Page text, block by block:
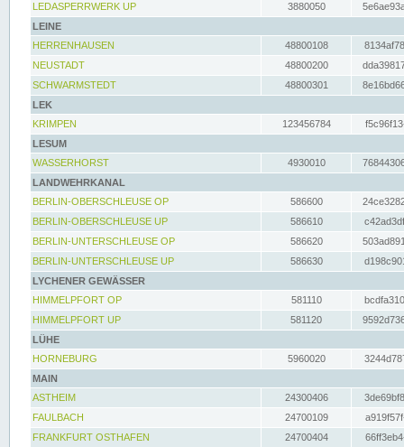
LEDASPERRWERK UP
3880050
LEINE
HERRENHAUSEN
48800108
NEUSTADT
48800200
SCHWARMSTEDT
48800301
LEK
KRIMPEN
123456784
LESUM
WASSERHORST
4930010
LANDWEHRKANAL
BERLIN-OBERSCHLEUSE OP
586600
BERLIN-OBERSCHLEUSE UP
586610
BERLIN-UNTERSCHLEUSE OP
586620
BERLIN-UNTERSCHLEUSE UP
586630
LYCHENER GEWÄSSER
HIMMELPFORT OP
581110
HIMMELPFORT UP
581120
LÜHE
HORNEBURG
5960020
MAIN
ASTHEIM
24300406
FAULBACH
24700109
FRANKFURT OSTHAFEN
24700404